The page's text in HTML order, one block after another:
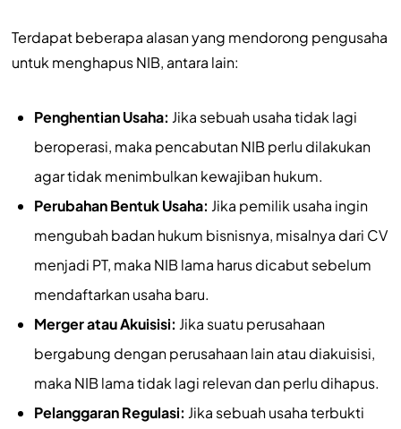
Terdapat beberapa alasan yang mendorong pengusaha
untuk menghapus NIB, antara lain:
Penghentian Usaha: Jika sebuah usaha tidak lagi
beroperasi, maka pencabutan NIB perlu dilakukan
agar tidak menimbulkan kewajiban hukum.
Perubahan Bentuk Usaha: Jika pemilik usaha ingin
mengubah badan hukum bisnisnya, misalnya dari CV
menjadi PT, maka NIB lama harus dicabut sebelum
mendaftarkan usaha baru.
Merger atau Akuisisi: Jika suatu perusahaan
bergabung dengan perusahaan lain atau diakuisisi,
maka NIB lama tidak lagi relevan dan perlu dihapus.
Pelanggaran Regulasi: Jika sebuah usaha terbukti